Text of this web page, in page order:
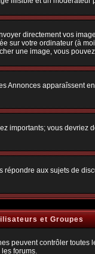
directement vos
votre ordinateur (à
une image, vous
apparaîssent
vous
aux sujets de
et Groupes
peuvent contrôler
forums.